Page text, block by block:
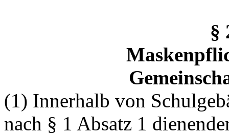
§
(1) Innerhalb von
nach § 1 Absatz 1